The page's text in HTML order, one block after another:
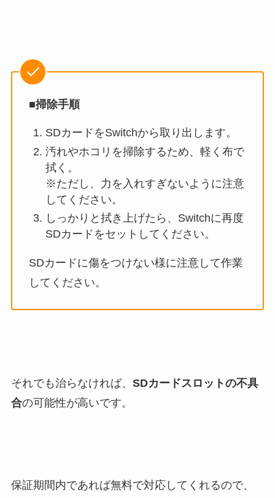
■掃除手順
SDカードをSwitchから取り出します。
汚れやホコリを掃除するため、軽く布で
拭く。
※ただし、力を入れすぎないように注意
してください。
しっかりと拭き上げたら、Switchに再度
SDカードをセットしてください。
SDカードに傷をつけない様に注意して作業
してください。
それでも治らなければ、 SDカードスロットの不具
合の可能性が高いです。
保証期間内であれば無料で対応してくれるので、